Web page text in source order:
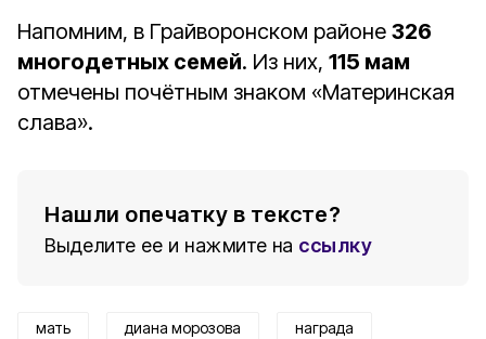
Напомним, в Грайворонском районе 326
многодетных семей. Из них, 115 мам
отмечены почётным знаком «Материнская
слава».
Нашли опечатку в тексте?
Выделите ее и нажмите на ссылку
мать диана морозова награда